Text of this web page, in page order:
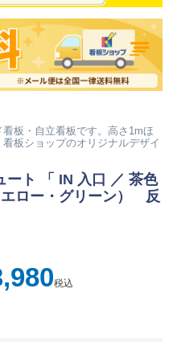
板・自立看板です。高さ1mほ
板ショップのオリジナルデザイ
ート 「 IN 入口 ／ 茶色
エロー・グリーン） 反
税込